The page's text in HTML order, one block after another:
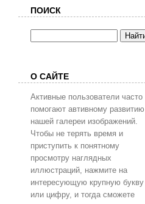
ПОИСК
О САЙТЕ
Активные пользователи часто
помогают автивному развитию
нашей галереи изображений.
Чтобы не терять время и
приступить к понятному
просмотру наглядных
иллюстраций, нажмите на
интересующую крупную букву
или цифру, и тогда сможете